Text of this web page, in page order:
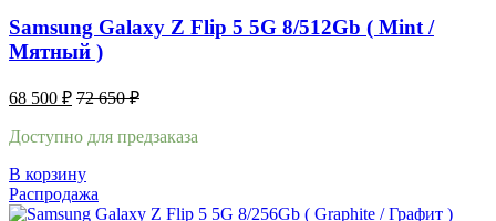
Samsung Galaxy Z Flip 5 5G 8/512Gb ( Mint /
Мятный )
68 500 ₽ 72 650₽
Доступно для предзаказа
В корзину
Распродажа